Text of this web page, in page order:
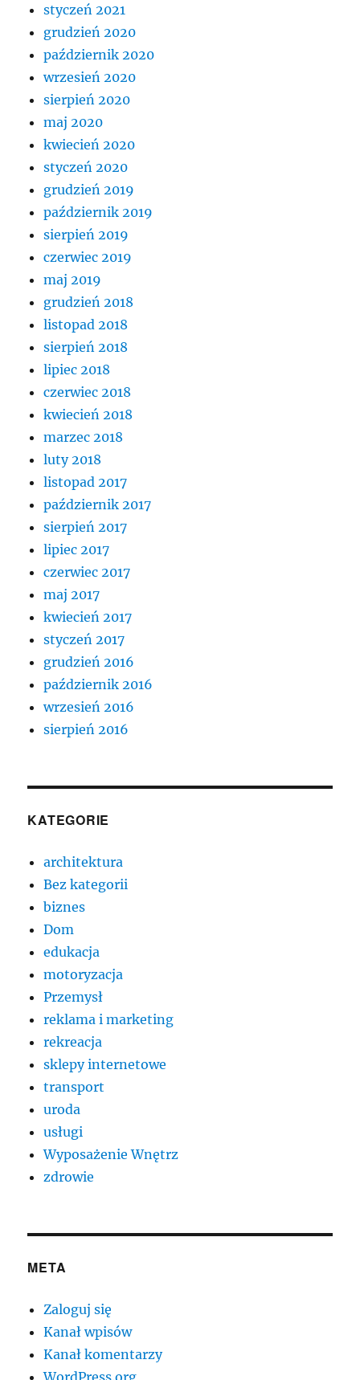
styczeń 2021
grudzień 2020
październik 2020
wrzesień 2020
sierpień 2020
maj 2020
kwiecień 2020
styczeń 2020
grudzień 2019
październik 2019
sierpień 2019
czerwiec 2019
maj 2019
grudzień 2018
listopad 2018
sierpień 2018
lipiec 2018
czerwiec 2018
kwiecień 2018
marzec 2018
luty 2018
listopad 2017
październik 2017
sierpień 2017
lipiec 2017
czerwiec 2017
maj 2017
kwiecień 2017
styczeń 2017
grudzień 2016
październik 2016
wrzesień 2016
sierpień 2016
KATEGORIE
architektura
Bez kategorii
biznes
Dom
edukacja
motoryzacja
Przemysł
reklama i marketing
rekreacja
sklepy internetowe
transport
uroda
usługi
Wyposażenie Wnętrz
zdrowie
META
Zaloguj się
Kanał wpisów
Kanał komentarzy
WordPress.org